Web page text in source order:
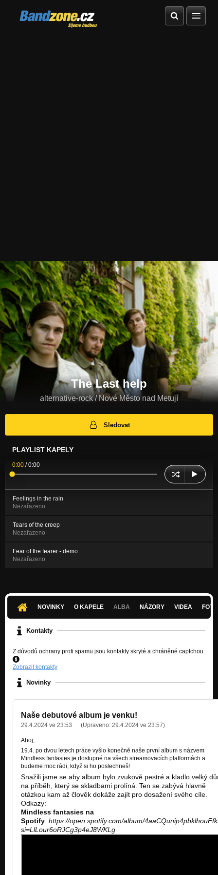
Bandzone.cz
žijeme hudbou
The Last help
alternative-rock / Nové Město nad Metují
Sledovat
PLAYLIST KAPELY
0:00 /0:00
Feelings in the rain
Nezařazeno
Tears of the creep
Nezařazeno
Fear of the fearer - demo
Nezařazeno
NOVINKY O KAPELE ALBA NÁZORY VIDEA
Kontakty
Z důvodů ochrany proti spamu jsou kontakty skryté a chráněné captchou.
Zobrazit kontakty
Novinky
Naše debutové album je venku!
29.4.2024 ve 23:53 (Upraveno: 29.4.2024 ve 23:57)
Ahoj,
19.4. po dvou letech práce vyšlo konečně naše první album s názvem
Mindless fantasies je dostupné na všech streamovacích platformách a
budeme moc rádi, když si ho poslechneš!
Snažili jsme se aby album bylo zvukově pestré a kladlo velký
na příběh, který se skladbami prolíná. Ten se zabývá hlavně
otázkou kam až člověk dokáže zajít pro dosažení svého cíle.
Odkazy:
Mindless fantasies na
Spotify: https://open.spotify.com/album/
si=LlLour6oRJCg3p4eJ8WKLg